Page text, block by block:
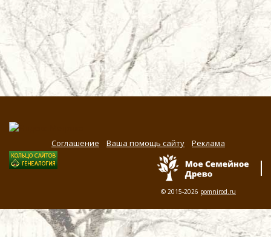
Соглашение Ваша помощь сайту Реклама
© 2015-2026 pomnirod.ru